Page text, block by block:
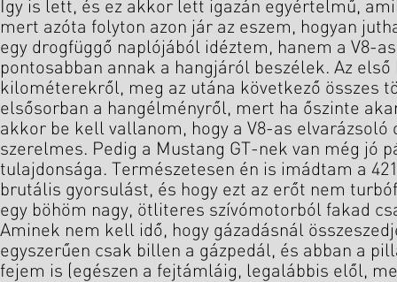
Így is lett, és ez akkor lett igazán egyértelmű,
mert azóta folyton azon jár az eszem, hogyan
egy drogfüggő naplójából idéztem, hanem a V8-
pontosabban annak a hangjáról beszélek. Az
kilométerekről, meg az utána következő összes
elsősorban a hangélményről, mert ha őszinte
akkor be kell vallanom, hogy a V8-as
szerelmes. Pedig a Mustang GT-nek van még jó
tulajdonsága. Természetesen én is imádtam a
brutális gyorsulást, és hogy ezt az erőt nem
egy böhöm nagy, ötliteres szívómotorból fakad
Aminek nem kell idő, hogy gázadásnál
egyszerűen csak billen a gázpedál, és abban a
fejem is (egészen a fejtámláig, legalábbis elől,